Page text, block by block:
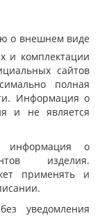
о внешнем виде
и комплектации
сайтов
полная
Информация о
и не является
информация о
изделия.
применять и
уведомления